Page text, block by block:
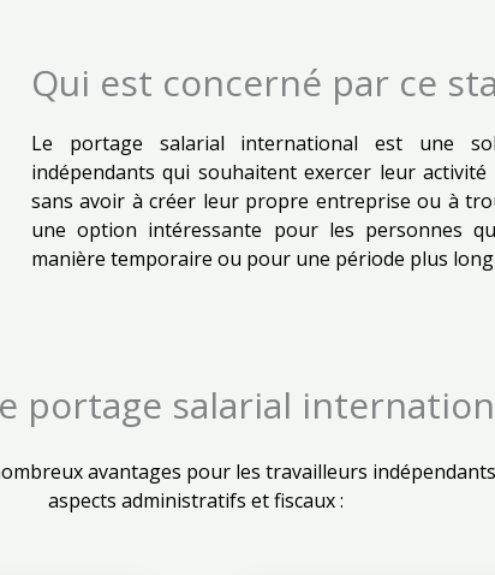
Qui est concerné par ce
Le portage salarial international est une
indépendants qui souhaitent exercer leur
sans avoir à créer leur propre entreprise ou à
une option intéressante pour les personnes
manière temporaire ou pour une période plus
portage salarial
avantages pour les travailleurs
aspects administratifs et fiscaux :